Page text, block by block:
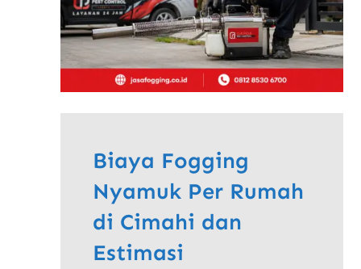
Biaya Fogging
Nyamuk Per Rumah
di Cimahi dan
Estimasi